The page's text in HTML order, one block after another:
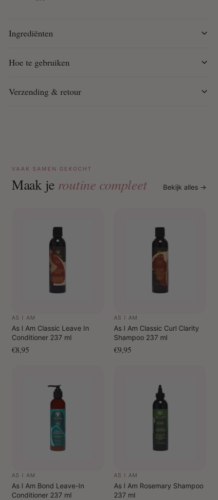
Vegan en cruelty free
Begin met schoon, ontward haar.
gelijkmatig door je haar aan.
je krullen zoals gewenst.
krullen die dagenlang meegaan!
Ingrediënten
Hoe te gebruiken
Verzending & retour
VAAK SAMEN GEKOCHT
Maak je routine compleet Bekijk alles →
AS I AM
As I Am Classic Leave In
Conditioner 237 ml
€8,95
AS I AM
As I Am Classic Curl Clarity
Shampoo 237 ml
€9,95
AS I AM
As I Am Bond Leave-In
Conditioner 237 ml
AS I AM
As I Am Rosemary Shampoo
237 ml